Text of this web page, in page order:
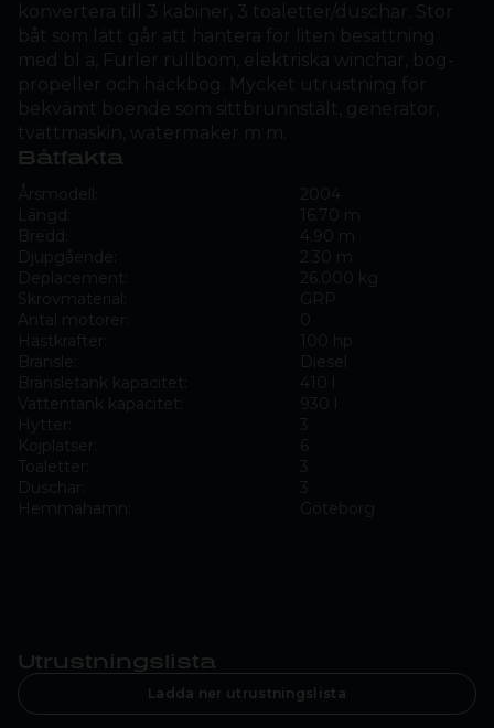
konvertera till 3 kabiner, 3 toaletter/duschar. Stor
båt som lätt går att hantera för liten besättning
med bl a, Furler rullbom, elektriska winchar, bog-
propeller och häckbog. Mycket utrustning för
bekvämt boende som sittbrunnstält, generator,
tvättmaskin, watermaker m m.
Båtfakta
Årsmodell:
2004
Längd:
16.70 m
Bredd:
4.90 m
Djupgående:
2.30 m
Deplacement:
26.000 kg
Skrovmaterial:
GRP
Antal motorer:
Hästkrafter:
100 hp
Bränsle:
Diesel
Bränsletank kapacitet:
410 l
Vattentank kapacitet:
930 l
Hytter:
3
Kojplatser:
Toaletter:
3
Duschar:
3
Hemmahamn:
Göteborg
Utrustningslista
Ladda ner utrustningslista